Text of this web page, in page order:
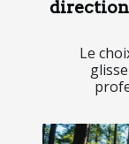
direction
Le